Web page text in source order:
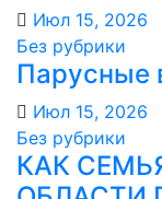
Июл 15, 2026
Без рубрики
Парусные
Июл 15, 2026
Без рубрики
КАК